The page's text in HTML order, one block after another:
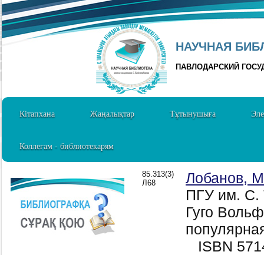
НАУЧНАЯ
ПАВЛОДАРСКИЙ
Кітапхана Жаңалықтар Тұтынушыға
Коллегам - библиотекарям
85.313(3)
Л68
Лобанов,
ПГУ им. С.
Гуго
ISBN